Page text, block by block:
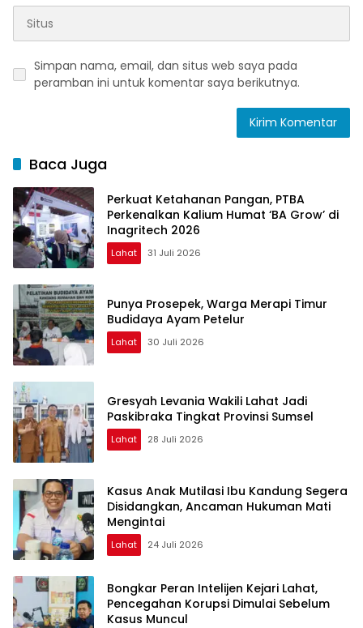
Simpan nama, email, dan situs web saya pada
peramban ini untuk komentar saya berikutnya.
Baca Juga
Perkuat Ketahanan Pangan, PTBA
Perkenalkan Kalium Humat ‘BA Grow’ di
Inagritech 2026
Lahat 31 Juli 2026
Punya Prosepek, Warga Merapi Timur
Budidaya Ayam Petelur
Lahat 30 Juli 2026
Gresyah Levania Wakili Lahat Jadi
Paskibraka Tingkat Provinsi Sumsel
Lahat 28 Juli 2026
Kasus Anak Mutilasi Ibu Kandung Segera
Disidangkan, Ancaman Hukuman Mati
Mengintai
Lahat 24 Juli 2026
Bongkar Peran Intelijen Kejari Lahat,
Pencegahan Korupsi Dimulai Sebelum
Kasus Muncul